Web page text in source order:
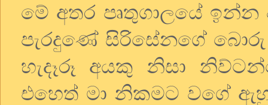
මේ අතර පෘතුගාලයේ
පැරදුණේ සිරිසේනගේ
හැදෑරූ අයකු නිසා
එහෙත් මා නිකමට වගේ